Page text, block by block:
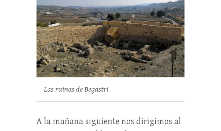
Las ruinas de Begastri
A la mañana siguiente nos dirigimos al